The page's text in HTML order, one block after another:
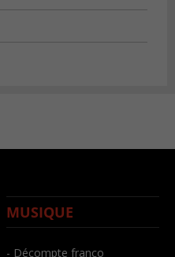
MUSIQUE
- Décompte franco